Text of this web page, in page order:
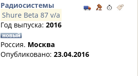
Радиосистемы
Shure Beta 87 v/a
Год выпуска: 2016
Россия. Москва
Опубликовано: 23.04.2016